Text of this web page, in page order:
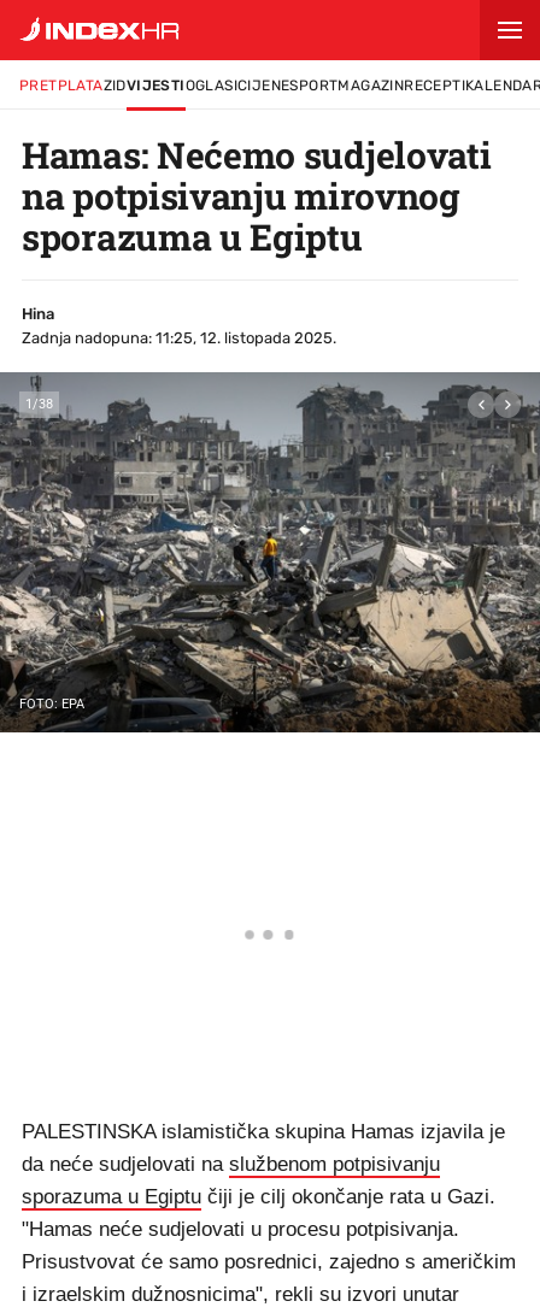
PRETPLATAZIDVIJESTIOGLASICIJENESPORTMAGAZINRECEPTI
Hamas: Nećemo sudjelovati
na potpisivanju mirovnog
sporazuma u Egiptu
Hina
Zadnja nadopuna: 11:25, 12. listopada 2025.
1/38
FOTO: EPA
PALESTINSKA islamistička skupina Hamas izjavila je
da neće sudjelovati na službenom potpisivanju
sporazuma u Egiptu čiji je cilj okončanje rata u Gazi.
"Hamas neće sudjelovati u procesu potpisivanja.
Prisustvovat će samo posrednici, zajedno s američkim
i izraelskim dužnosnicima", rekli su izvori unutar